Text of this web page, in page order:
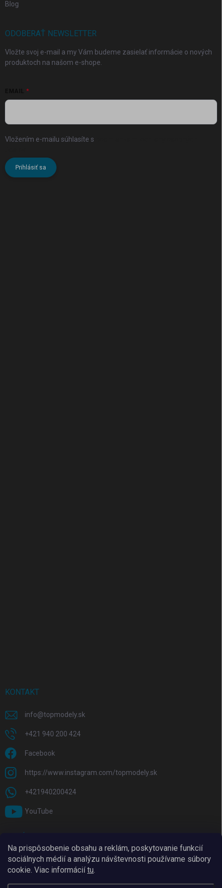
Na prispôsobenie obsahu a reklám, poskytovanie funkcií
sociálnych médií a analýzu návštevnosti používame súbory
cookie. Viac informáciítu.
Blog
ODOBERAŤ NEWSLETTER
Vložte svoj e-mail a my Vám budeme zasielať informácie o nových
produktoch na našom e-shope.
Vložením e-mailu súhlasíte s
Prihlásiť sa
KONTAKT
info@topmodely.sk
+421 940 200 424
Facebook
https://www.instagram.com/topmodely.sk
+421940200424
YouTube